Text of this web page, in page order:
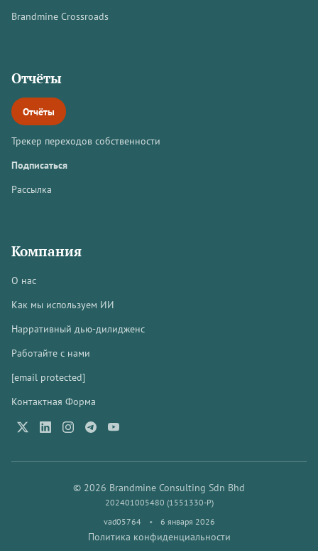
Brandmine Crossroads
Отчёты
Отчёты
Трекер переходов собственности
Подписаться
Рассылка
Компания
О нас
Как мы используем ИИ
Нарративный дью-дилидженс
Работайте с нами
[email protected]
Контактная Форма
© 2026 Brandmine Consulting Sdn Bhd
202401005480 (1551330-P)
vad05764
• 6 января 2026
Политика конфиденциальности